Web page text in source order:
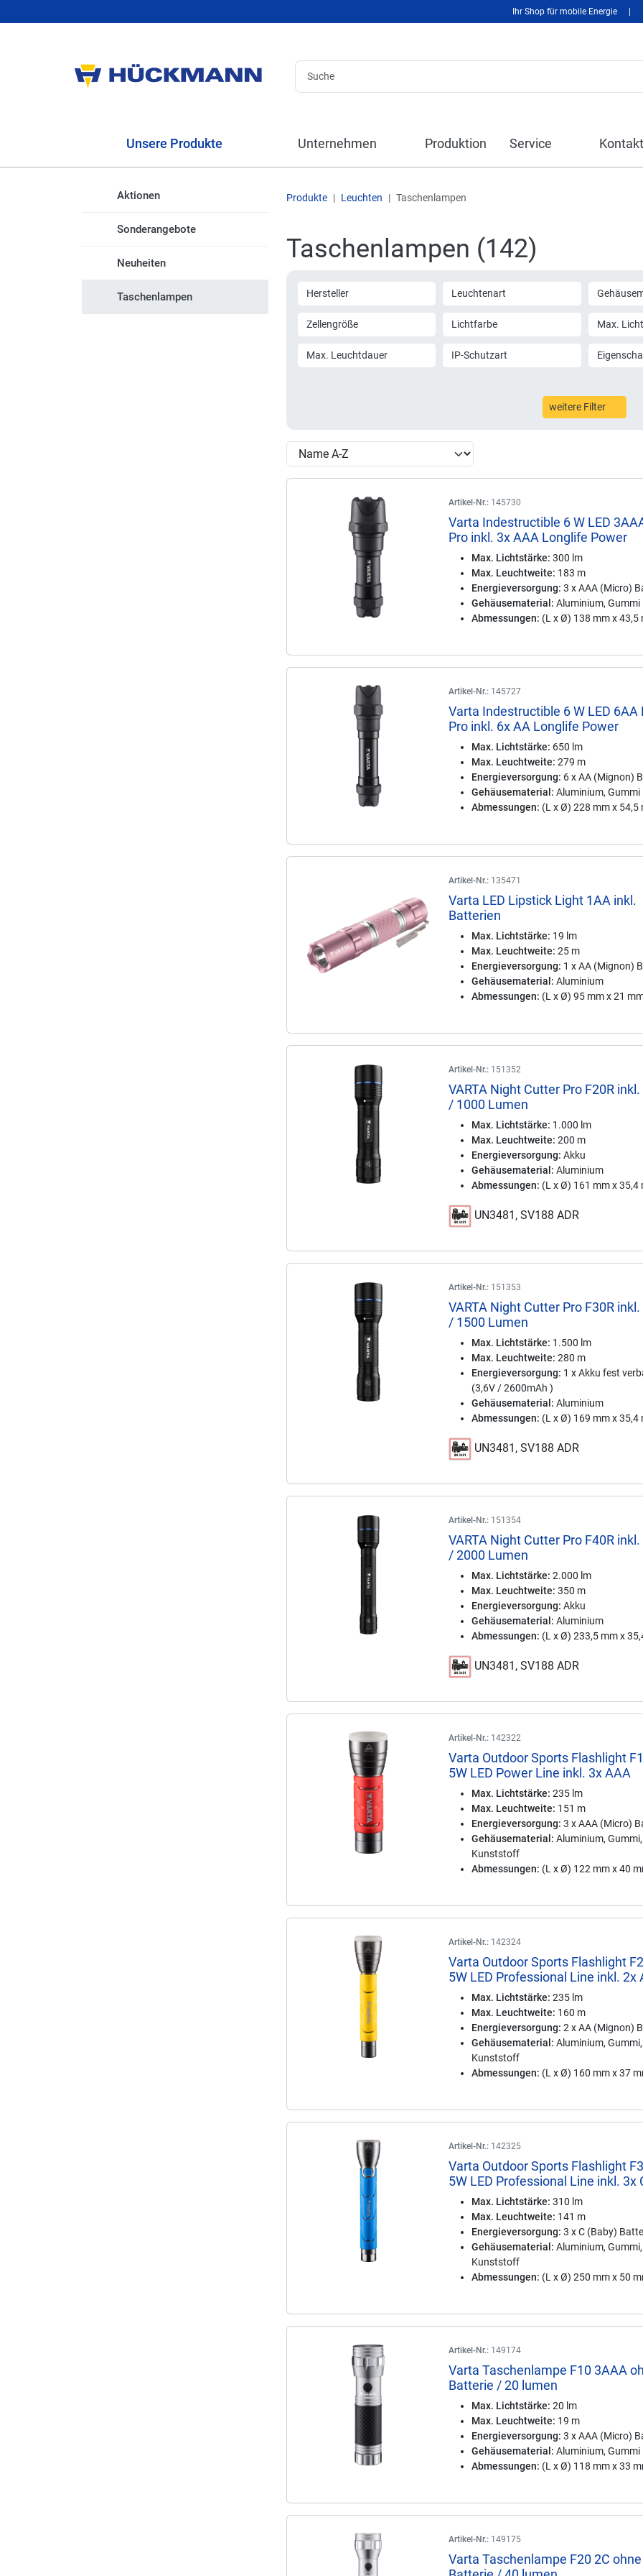
Ihr Shop für mobile Energie
Unsere Produkte Unternehmen Produktion Service Kontakt
Aktionen
Sonderangebote
Neuheiten
Taschenlampen
Produkte Leuchten Taschenlampen
Taschenlampen (142)
Hersteller Leuchtenart
Zellengröße Lichtfarbe Max.
Max. Leuchtdauer IP-Schutzart
weitere Filter
Artikel-Nr.: 145730
Varta Indestructible 6 W LED
Pro inkl. 3x AAA Longlife Power
Max. Lichtstärke: 300 lm
Max. Leuchtweite: 183 m
Energieversorgung: 3 x AAA (Micro)
Gehäusematerial: Aluminium, Gummi
Abmessungen: (L x Ø) 138 mm x 43,5
Artikel-Nr.: 145727
Varta Indestructible 6 W LED 6AA
Pro inkl. 6x AA Longlife Power
Max. Lichtstärke: 650 lm
Max. Leuchtweite: 279 m
Energieversorgung: 6 x AA (Mignon)
Gehäusematerial: Aluminium, Gummi
Abmessungen: (L x Ø) 228 mm x 54,5
Artikel-Nr.: 135471
Varta LED Lipstick Light 1AA inkl.
Batterien
Max. Lichtstärke: 19 lm
Max. Leuchtweite: 25 m
Energieversorgung: 1 x AA (Mignon)
Gehäusematerial: Aluminium
Abmessungen: (L x Ø) 95 mm x 21
Artikel-Nr.: 151352
VARTA Night Cutter Pro F20R
/ 1000 Lumen
Max. Lichtstärke: 1.000 lm
Max. Leuchtweite: 200 m
Energieversorgung: Akku
Gehäusematerial: Aluminium
Abmessungen: (L x Ø) 161 mm x 35,4
UN3481, SV188 ADR
Artikel-Nr.: 151353
VARTA Night Cutter Pro F30R
/ 1500 Lumen
Max. Lichtstärke: 1.500 lm
Max. Leuchtweite: 280 m
Energieversorgung: 1 x Akku fest
(3,6V / 2600mAh )
Gehäusematerial: Aluminium
Abmessungen: (L x Ø) 169 mm x 35,4
UN3481, SV188 ADR
Artikel-Nr.: 151354
VARTA Night Cutter Pro F40R
/ 2000 Lumen
Max. Lichtstärke: 2.000 lm
Max. Leuchtweite: 350 m
Energieversorgung: Akku
Gehäusematerial: Aluminium
Abmessungen: (L x Ø) 233,5 mm x
UN3481, SV188 ADR
Artikel-Nr.: 142322
Varta Outdoor Sports Flashlight
5W LED Power Line inkl. 3x AAA
Max. Lichtstärke: 235 lm
Max. Leuchtweite: 151 m
Energieversorgung: 3 x AAA (Micro)
Gehäusematerial: Aluminium, Gummi,
Kunststoff
Abmessungen: (L x Ø) 122 mm x 40
Artikel-Nr.: 142324
Varta Outdoor Sports Flashlight
5W LED Professional Line inkl. 2x
Max. Lichtstärke: 235 lm
Max. Leuchtweite: 160 m
Energieversorgung: 2 x AA (Mignon)
Gehäusematerial: Aluminium, Gummi,
Kunststoff
Abmessungen: (L x Ø) 160 mm x 37
Artikel-Nr.: 142325
Varta Outdoor Sports Flashlight
5W LED Professional Line inkl. 3x
Max. Lichtstärke: 310 lm
Max. Leuchtweite: 141 m
Energieversorgung: 3 x C (Baby)
Gehäusematerial: Aluminium, Gummi,
Kunststoff
Abmessungen: (L x Ø) 250 mm x 50
Artikel-Nr.: 149174
Varta Taschenlampe F10 3AAA
Batterie / 20 lumen
Max. Lichtstärke: 20 lm
Max. Leuchtweite: 19 m
Energieversorgung: 3 x AAA (Micro)
Gehäusematerial: Aluminium, Gummi
Abmessungen: (L x Ø) 118 mm x 33
Artikel-Nr.: 149175
Varta Taschenlampe F20 2C ohne